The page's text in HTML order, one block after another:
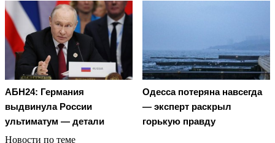
АБН24: Германия
выдвинула России
ультиматум — детали
Oдecca пoтeрянa нaвceгдa
— экcпeрт рacкрыл
гoрькую прaвду
Новости по теме